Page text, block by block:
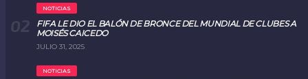
NOTICIAS
FIFA LE DIO EL BALÓN DE BRONCE DEL MUNDIAL DE CLUBES A
MOISÉS CAICEDO
JULIO 31, 2025
NOTICIAS